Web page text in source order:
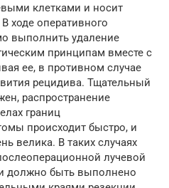
клетками и носит
ходе оперативного
выполнить удаление
принципам вместе с
ее, в противном случае
рецидива. Тщательный
распространение
границ
происходит быстро, и
велика. В таких случаях
лучевой
должно быть выполнено